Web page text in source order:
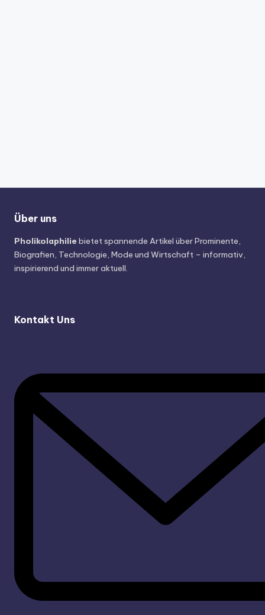
Über uns
Pholikolaphilie bietet spannende Artikel über Prominente,
Biografien, Technologie, Mode und Wirtschaft – informativ,
inspirierend und immer aktuell.
Kontakt Uns